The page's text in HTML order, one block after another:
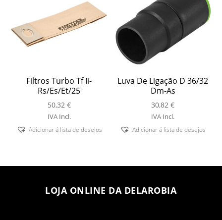
Filtros Turbo Tf Ii-
Rs/Es/Et/25
50,32 €
IVA Incl.
Adicionar á lista de desejos
Luva De Ligação D 36/32
Dm-As
30,82€
IVA Incl.
Adicionar á lista de desejos
LOJA ONLINE DA DELAROBIA